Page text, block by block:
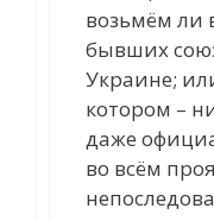
возьмём ли
бывших
Украине;
котором –
даже
во всём